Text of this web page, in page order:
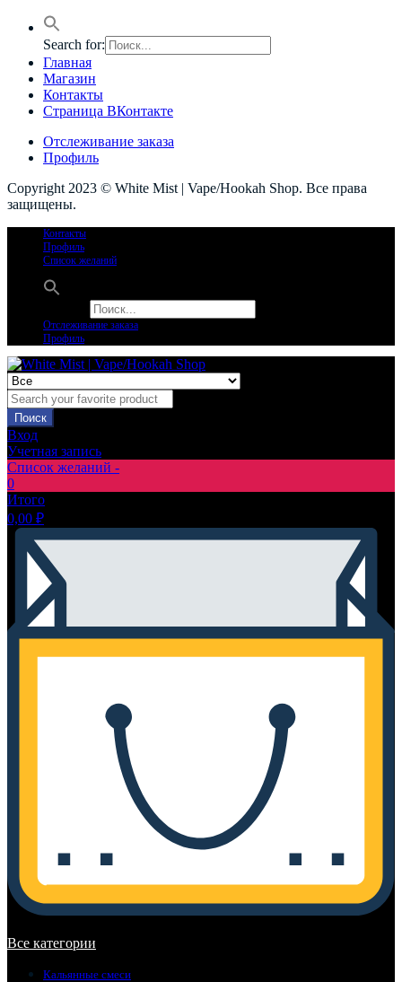
Search for:
Главная
Магазин
Контакты
Страница ВКонтакте
Отслеживание заказа
Профиль
Copyright 2023 © White Mist | Vape/Hookah Shop. Все права
защищены.
Контакты
Профиль
Список желаний
Отслеживание заказа
Профиль
Поиск
Вход
Учетная запись
Список желаний -
0
Итого
0,00 ₽
Все категории
Кальянные смеси